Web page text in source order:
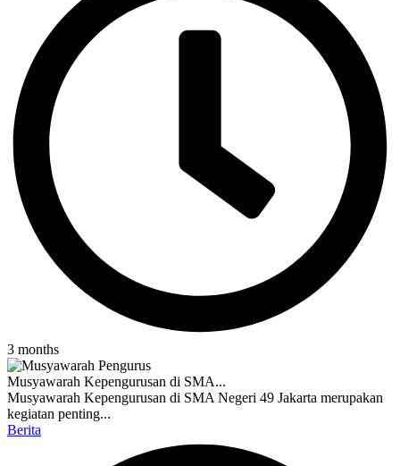
3 months
Musyawarah Kepengurusan di SMA...
Musyawarah Kepengurusan di SMA Negeri 49 Jakarta merupakan
kegiatan penting...
Berita